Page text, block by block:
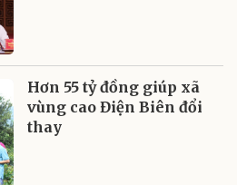
Hơn 55 tỷ đồng giúp xã
vùng cao Điện Biên đổi
thay